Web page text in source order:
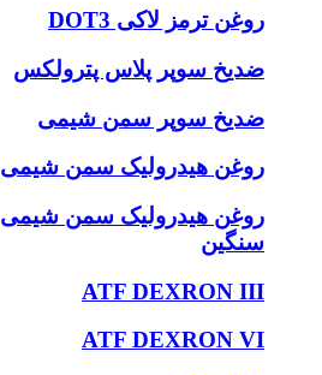
روغن ترمز لاکی DOT3
ضدیخ سوپر پلاس پترولکس
ضدیخ سوپر سمن شیمی
روغن هیدرولیک سمن شیمی HH
سنگین
ATF DEXRON III
ATF DEXRON VI